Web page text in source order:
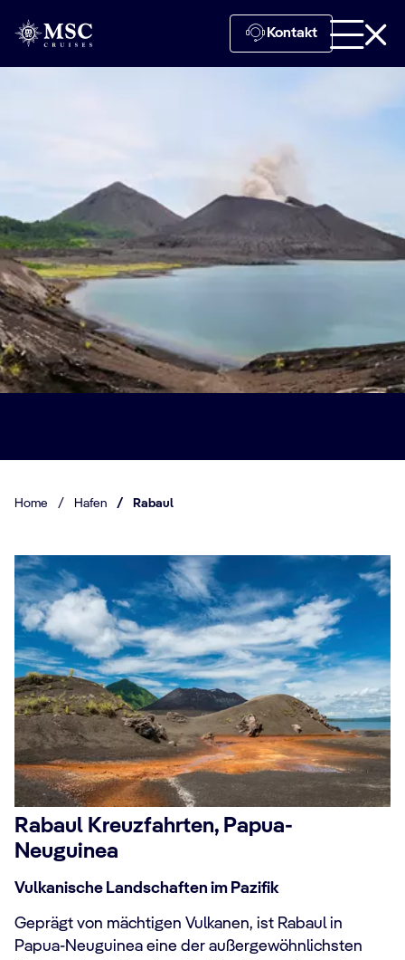
Kontakt
Home / Hafen / Rabaul
Rabaul Kreuzfahrten, Papua-
Neuguinea
Vulkanische Landschaften im Pazifik
Geprägt von mächtigen Vulkanen, ist Rabaul in
Papua-Neuguinea eine der außergewöhnlichsten